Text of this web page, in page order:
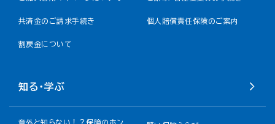
共済金のご請求手続き 個人賠償責任保険のご案内
割戻金について​
知る・学ぶ
意外と知らない！？保障のホン